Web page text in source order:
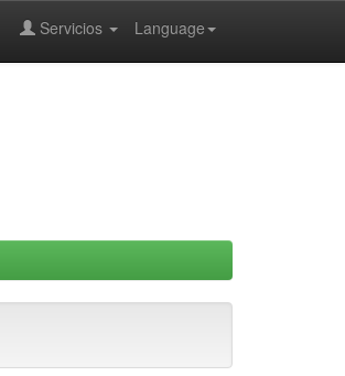
Language
Servicios